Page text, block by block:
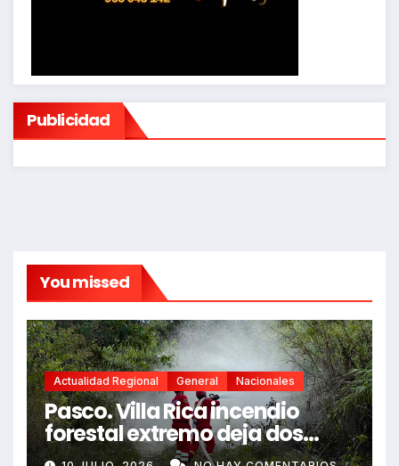
Publicidad
You missed
Actualidad Regional General Nacionales
Pasco. Villa Rica incendio
forestal extremo deja dos
fallecidos y heridos